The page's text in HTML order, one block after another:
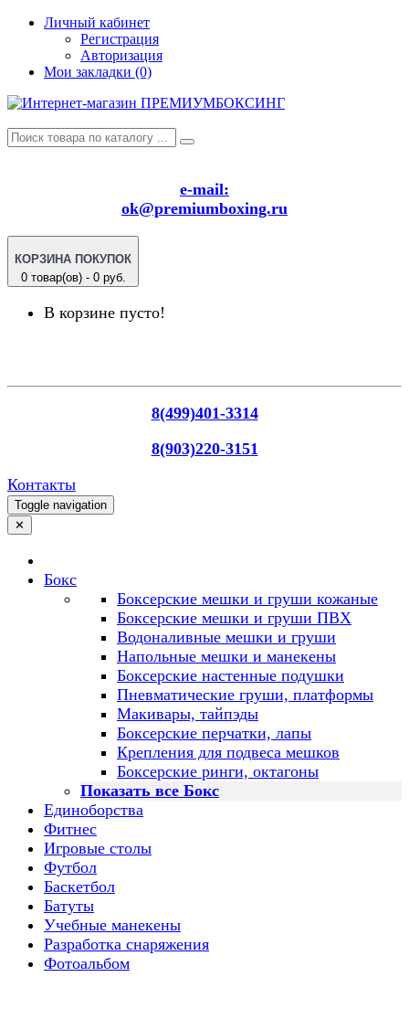
Личный кабинет
Регистрация
Авторизация
Мои закладки (0)
e-mail:
ok@premiumboxing.ru
КОРЗИНА ПОКУПОК
0 товар(ов) - 0 руб.
В корзине пусто!
8(499)401-3314
8(903)220-3151
Контакты
Toggle navigation
✕
Бокс
Боксерские мешки и груши кожаные
Боксерские мешки и груши ПВХ
Водоналивные мешки и груши
Напольные мешки и манекены
Боксерские настенные подушки
Пневматические груши, платформы
Макивары, тайпэды
Боксерские перчатки, лапы
Крепления для подвеса мешков
Боксерские ринги, октагоны
Показать все Бокс
Единоборства
Фитнес
Игровые столы
Футбол
Баскетбол
Батуты
Учебные манекены
Разработка снаряжения
Фотоальбом